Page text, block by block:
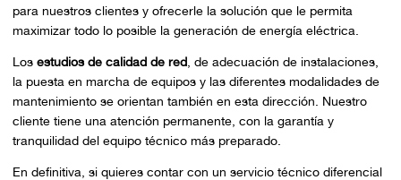
para nuestros clientes y ofrecerle la solución que le permita
maximizar todo lo posible la generación de energía eléctrica.
Los estudios de calidad de red, de adecuación de instalaciones,
la puesta en marcha de equipos y las diferentes modalidades de
mantenimiento se orientan también en esta dirección. Nuestro
cliente tiene una atención permanente, con la garantía y
tranquilidad del equipo técnico más preparado.
En definitiva, si quieres contar con un servicio técnico diferencial